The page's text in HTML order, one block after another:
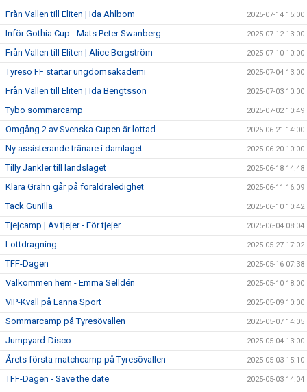
Från Vallen till Eliten | Ida Ahlbom 2025-07-14 15:00
Inför Gothia Cup - Mats Peter Swanberg 2025-07-12 13:00
Från Vallen till Eliten | Alice Bergström 2025-07-10 10:00
Tyresö FF startar ungdomsakademi 2025-07-04 13:00
Från Vallen till Eliten | Ida Bengtsson 2025-07-03 10:00
Tybo sommarcamp 2025-07-02 10:49
Omgång 2 av Svenska Cupen är lottad 2025-06-21 14:00
Ny assisterande tränare i damlaget 2025-06-20 10:00
Tilly Jankler till landslaget 2025-06-18 14:48
Klara Grahn går på föräldraledighet 2025-06-11 16:09
Tack Gunilla 2025-06-10 10:42
Tjejcamp | Av tjejer - För tjejer 2025-06-04 08:04
Lottdragning 2025-05-27 17:02
TFF-Dagen 2025-05-16 07:38
Välkommen hem - Emma Selldén 2025-05-10 18:00
VIP-Kväll på Länna Sport 2025-05-09 10:00
Sommarcamp på Tyresövallen 2025-05-07 14:05
Jumpyard-Disco 2025-05-04 13:00
Årets första matchcamp på Tyresövallen 2025-05-03 15:10
TFF-Dagen - Save the date 2025-05-03 14:04